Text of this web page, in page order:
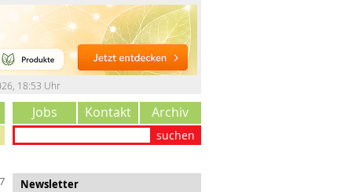
18:53 Uhr
Jobs Kontakt Archiv
suchen
Newsletter